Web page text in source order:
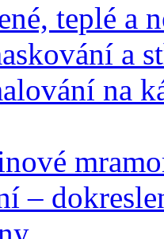
teplé a
a
na
–